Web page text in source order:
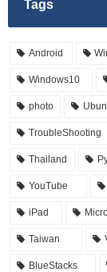
Tags
Android
Windows10
photo
TroubleShooting
Thailand
YouTube
iPad
Taiwan
BlueStacks